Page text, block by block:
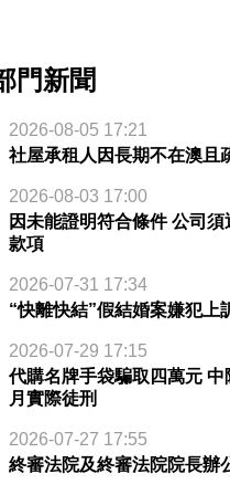
門新聞
2026-08-05 17:21
社屋承租人因長期不在澳且
2026-08-03 17:00
因未能證明符合條件 公司
款項
2026-07-31 17:34
“快離快結”假結婚案嫌犯上
2026-07-29 17:15
代購名牌手袋騙取四萬元 中
月實際徒刑
2026-07-27 17:55
終審法院及終審法院院長辦